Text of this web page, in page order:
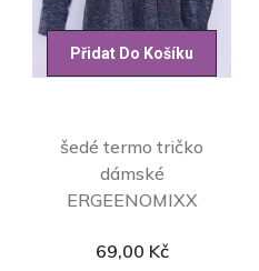
Přidat Do Košíku
šedé termo tričko
dámské
ERGEENOMIXX
69,00 Kč